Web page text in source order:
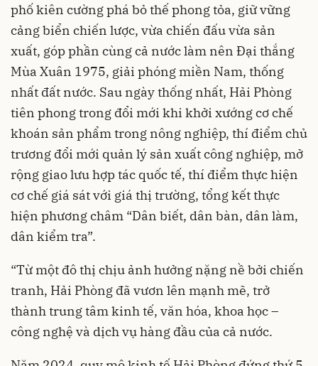
phố kiên cường phá bỏ thế phong tỏa, giữ vững
cảng biển chiến lược, vừa chiến đấu vừa sản
xuất, góp phần cùng cả nước làm nên Đại thắng
Mùa Xuân 1975, giải phóng miền Nam, thống
nhất đất nước. Sau ngày thống nhất, Hải Phòng
tiên phong trong đổi mới khi khởi xướng cơ chế
khoán sản phẩm trong nông nghiệp, thí điểm chủ
trương đổi mới quản lý sản xuất công nghiệp, mở
rộng giao lưu hợp tác quốc tế, thí điểm thực hiện
cơ chế giá sát với giá thị trường, tổng kết thực
hiện phương châm “Dân biết, dân bàn, dân làm,
dân kiểm tra”.
“Từ một đô thị chịu ảnh hưởng nặng nề bởi chiến
tranh, Hải Phòng đã vươn lên mạnh mẽ, trở
thành trung tâm kinh tế, văn hóa, khoa học –
công nghệ và dịch vụ hàng đầu của cả nước.